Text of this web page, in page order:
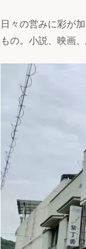
日々の営みに彩が
もの。小説、映画